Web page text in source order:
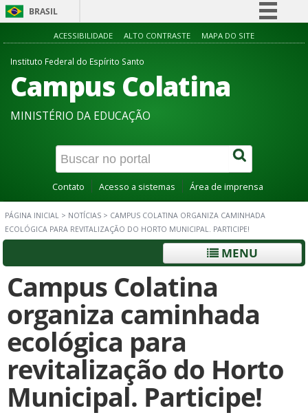
BRASIL
Simplifique!
Acesso à informação
Canais
ACESSIBILIDADE ALTO CONTRASTE MAPA DO SITE
Instituto Federal do Espírito Santo
Campus Colatina
MINISTÉRIO DA EDUCAÇÃO
Contato Acesso a sistemas Área de imprensa
PÁGINA INICIAL > NOTÍCIAS > CAMPUS COLATINA ORGANIZA CAMINHADA
ECOLÓGICA PARA REVITALIZAÇÃO DO HORTO MUNICIPAL. PARTICIPE!
MENU
Campus Colatina
organiza caminhada
ecológica para
revitalização do Horto
Municipal. Participe!